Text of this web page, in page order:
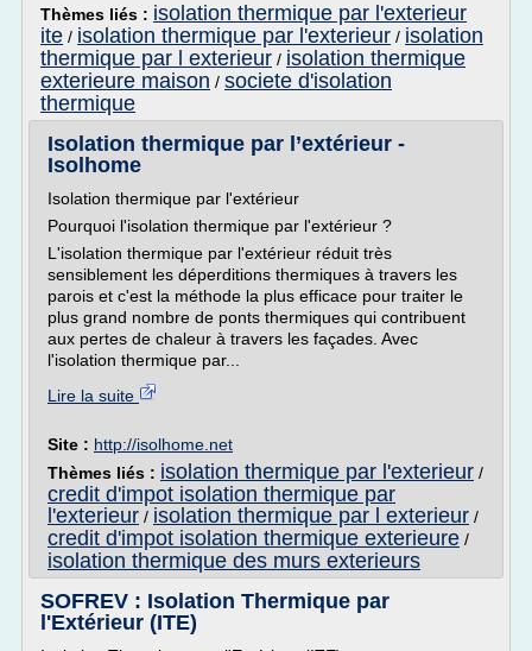
Thèmes liés : isolation thermique par l'exterieur
ite / isolation thermique par l'exterieur / isolation
thermique par l exterieur / isolation thermique
exterieure maison / societe d'isolation
thermique
Isolation thermique par l’extérieur -
Isolhome
Isolation thermique par l'extérieur
Pourquoi l'isolation thermique par l'extérieur ?
L'isolation thermique par l'extérieur réduit très
sensiblement les déperditions thermiques à travers les
parois et c'est la méthode la plus efficace pour traiter le
plus grand nombre de ponts thermiques qui contribuent
aux pertes de chaleur à travers les façades. Avec
l'isolation thermique par...
Lire la suite
Site : http://isolhome.net
Thèmes liés : isolation thermique par l'exterieur /
credit d'impot isolation thermique par
l'exterieur / isolation thermique par l exterieur /
credit d'impot isolation thermique exterieure /
isolation thermique des murs exterieurs
SOFREV : Isolation Thermique par
l'Extérieur (ITE)